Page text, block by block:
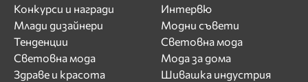
Конкурси и награди
Млади дизайнери
Тенденции
Световна мода
Здраве и красота
Интервю
Модни съвети
Световна мода
Мода за дома
Шивашка индустрия